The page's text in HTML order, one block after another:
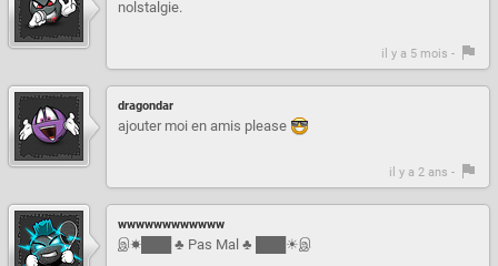
nolstalgie.
il y a 5 mois -
dragondar
ajouter moi en amis please
il y a 2 ans -
wwwwwwwwwwww
இ☀███ ♣ Pas Mal ♣ ███☀இ